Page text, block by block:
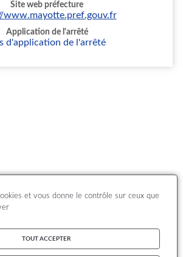
Site web préfecture
www.mayotte.pref.gouv.fr
Application de l'arrêté
d'application de l'arrêté
et vous donne le contrôle sur ceux que
TOUT ACCEPTER